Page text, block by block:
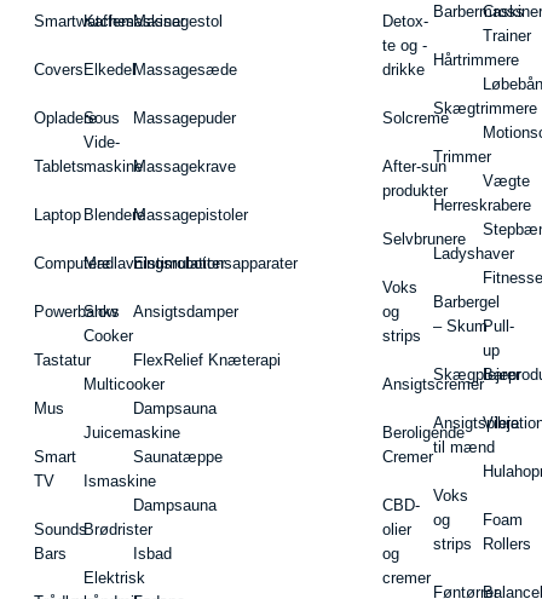
Smartwatches
Covers
Opladere
Tablets
Laptop
Computere
Powerbanks
Tastatur
Mus
Smart
TV
Sounds
Bars
Kaffemaskiner
Elkedel
Sous
Vide-
maskine
Blendere
Madlavningsrobotter
Slow
Cooker
Multicooker
Juicemaskine
Ismaskine
Brødrister
Elektrisk
Massagestol
Massagesæde
Massagepuder
Massagekrave
Massagepistoler
Elstimulationsapparater
Ansigtsdamper
FlexRelief Knæterapi
Dampsauna
Saunatæppe
Dampsauna
Isbad
Detox-
te og -
drikke
Solcreme
After-sun
produkter
Selvbrunere
Voks
og
strips
Ansigtscremer
Beroligende
Cremer
CBD-
olier
og
cremer
Hårtrimmere
Skægtrimmere
Trimmer
Herreskrabere
Ladyshaver
Barbergel
– Skum
Ansigtspleje
til mænd
Voks
og
strips
Føntørrer
Cross
Trainer
Vægte
Pull-
up
Barer
Foam
Rollers